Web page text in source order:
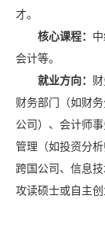
才。
核心课程：
会计等。
就业方向：
财务部门（如财
公司）、会计师
管理（如投资分
跨国公司、信息
攻读硕士或自主创